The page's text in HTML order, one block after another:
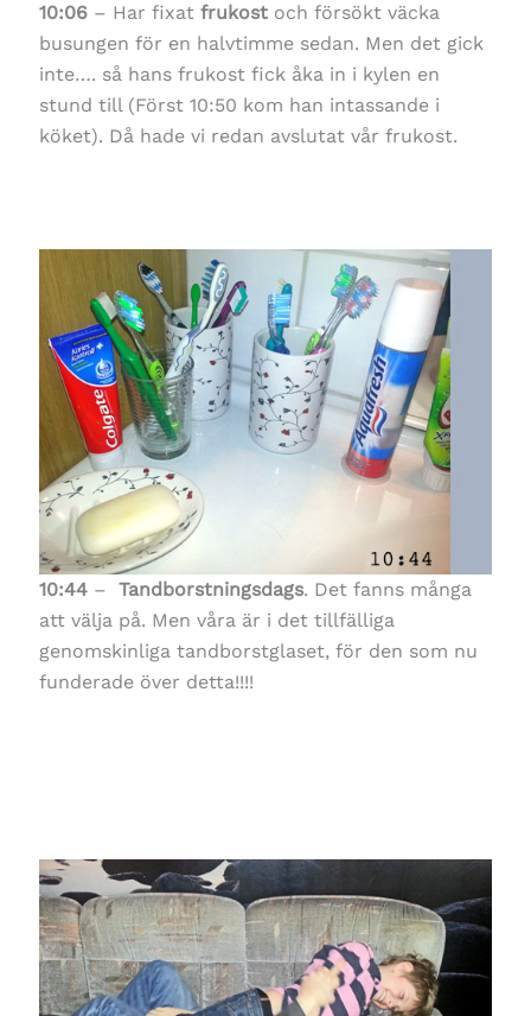
10:06– Har fixat frukostoch försökt väcka
busungen för en halvtimme sedan. Men det gick
inte…. så hans frukost fick åka in i kylen en
stund till (Först 10:50 kom han intassande i
köket). Då hade vi redan avslutat vår frukost.
10:44– Tandborstningsdags. Det fanns många
att välja på. Men våra är i det tillfälliga
genomskinliga tandborstglaset, för den som nu
funderade över detta!!!!